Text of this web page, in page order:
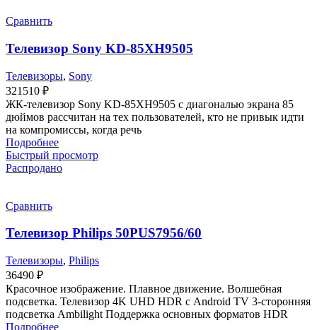
Сравнить
Телевизор Sony KD-85XH9505
Телевизоры, Sony
321510 ₽
ЖК-телевизор Sony KD-85XH9505 с диагональю экрана 85
дюймов рассчитан на тех пользователей, кто не привык идти
на компромиссы, когда речь
Подробнее
Быстрый просмотр
Распродано
Сравнить
Телевизор Philips 50PUS7956/60
Телевизоры, Philips
36490 ₽
Красочное изображение. Плавное движение. Волшебная
подсветка. Телевизор 4K UHD HDR с Android TV 3-сторонняя
подсветка Ambilight Поддержка основных форматов HDR
Подробнее